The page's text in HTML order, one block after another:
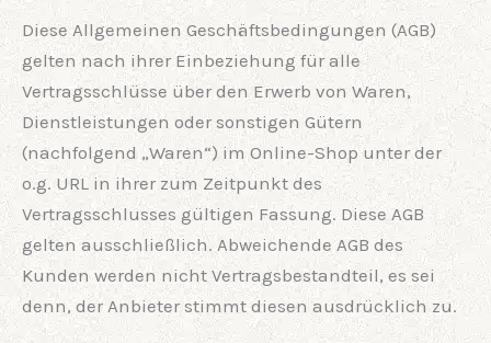
Diese Allgemeinen Geschäftsbedingungen (AGB)
gelten nach ihrer Einbeziehung für alle
Vertragsschlüsse über den Erwerb von Waren,
Dienstleistungen oder sonstigen Gütern
(nachfolgend „Waren“) im Online-Shop unter der
o.g. URL in ihrer zum Zeitpunkt des
Vertragsschlusses gültigen Fassung. Diese AGB
gelten ausschließlich. Abweichende AGB des
Kunden werden nicht Vertragsbestandteil, es sei
denn, der Anbieter stimmt diesen ausdrücklich zu.